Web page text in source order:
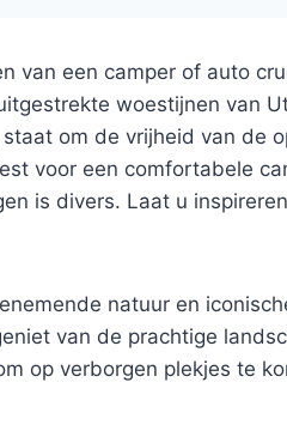
van een camper of auto
woestijnen van
om de vrijheid van de
voor een comfortabele
is divers. Laat u
natuur en
van de prachtige
op verborgen plekjes te